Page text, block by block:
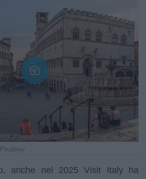
anche nel 2025 Visit Italy ha